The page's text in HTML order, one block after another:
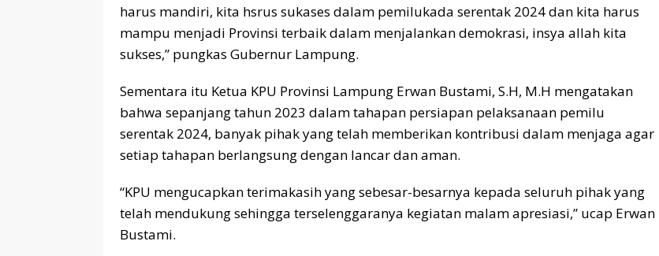
harus mandiri, kita hsrus sukases dalam pemilukada serentak 2024 dan kita harus
mampu menjadi Provinsi terbaik dalam menjalankan demokrasi, insya allah kita
sukses,” pungkas Gubernur Lampung.
Sementara itu Ketua KPU Provinsi Lampung Erwan Bustami, S.H, M.H mengatakan
bahwa sepanjang tahun 2023 dalam tahapan persiapan pelaksanaan pemilu
serentak 2024, banyak pihak yang telah memberikan kontribusi dalam menjaga agar
setiap tahapan berlangsung dengan lancar dan aman.
“KPU mengucapkan terimakasih yang sebesar-besarnya kepada seluruh pihak yang
telah mendukung sehingga terselenggaranya kegiatan malam apresiasi,” ucap Erwan
Bustami.